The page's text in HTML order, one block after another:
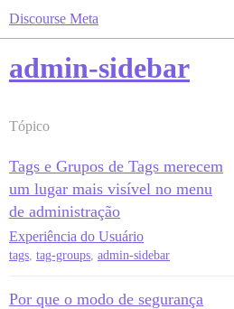
Discourse Meta
admin-sidebar
Tópico
Tags e Grupos de Tags merecem
um lugar mais visível no menu
de administração
Experiência do Usuário
tags, tag-groups, admin-sidebar
Por que o modo de segurança